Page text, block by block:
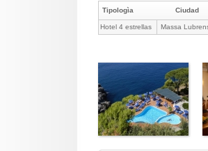
Tipologìa Ciudad
Hotel 4 estrellas Massa